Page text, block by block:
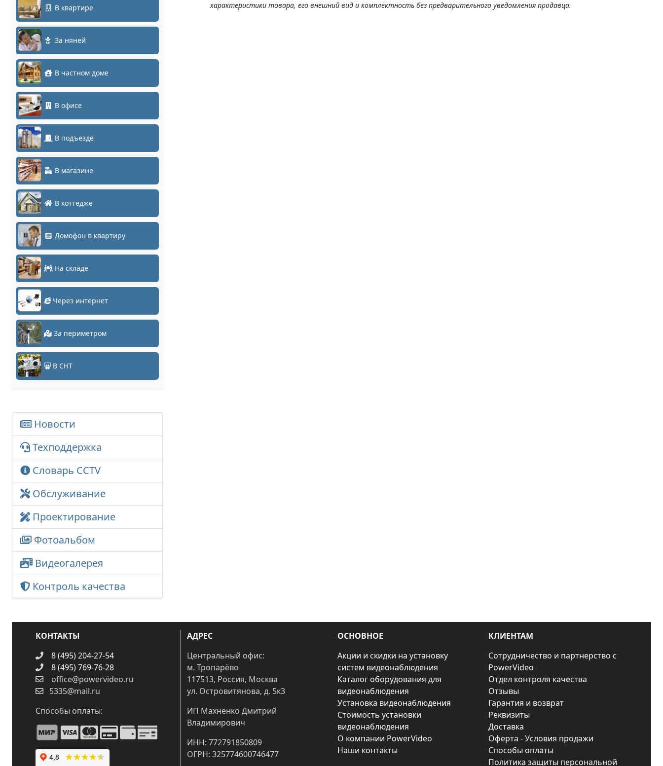
В квартире
За няней
В частном доме
В офисе
В подъезде
В магазине
В коттедже
Домофон в квартиру
На складе
Через интернет
За периметром
В СНТ
Новости
Техподдержка
Словарь CCTV
Обслуживание
Проектирование
Фотоальбом
Видеогалерея
Контроль качества
характеристики товара, его внешний вид и комплектность без предварительного уведомления продавца.
КОНТАКТЫ
8 (495) 204-27-54
8 (495) 769-76-28
office@powervideo.ru
5335@mail.ru
Способы оплаты:
АДРЕС
Центральный офис:
м. Тропарёво
117513, Россия, Москва
ул. Островитянова, д. 5к3
ИП Махненко Дмитрий
Владимирович
ИНН: 772791850809
ОГРН: 325774600746477
ОСНОВНОЕ
Акции и скидки на установку
систем видеонаблюдения
Каталог оборудования для
видеонаблюдения
Установка видеонаблюдения
Стоимость установки
видеонаблюдения
О компании PowerVideo
Наши контакты
КЛИЕНТАМ
Сотрудничество и партнерство с
PowerVideo
Отдел контроля качества
Отзывы
Гарантия и возврат
Реквизиты
Доставка
Оферта - Условия продажи
Способы оплаты
Политика защиты персональной